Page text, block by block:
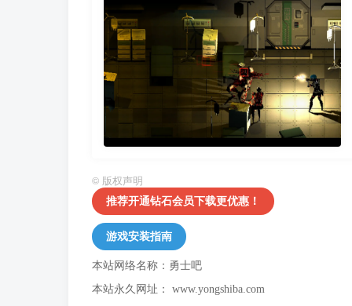
© 版权声明
推荐开通钻石会员下载更优惠！
游戏安装指南
本站网络名称：勇士吧
本站永久网址： www.yongshiba.com